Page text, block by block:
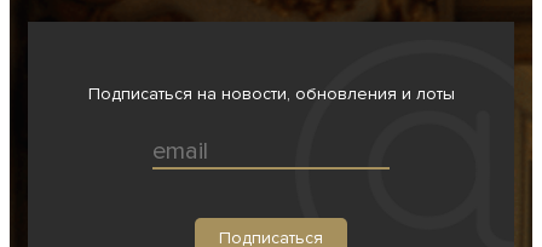
Подписаться на новости, обновления и лоты